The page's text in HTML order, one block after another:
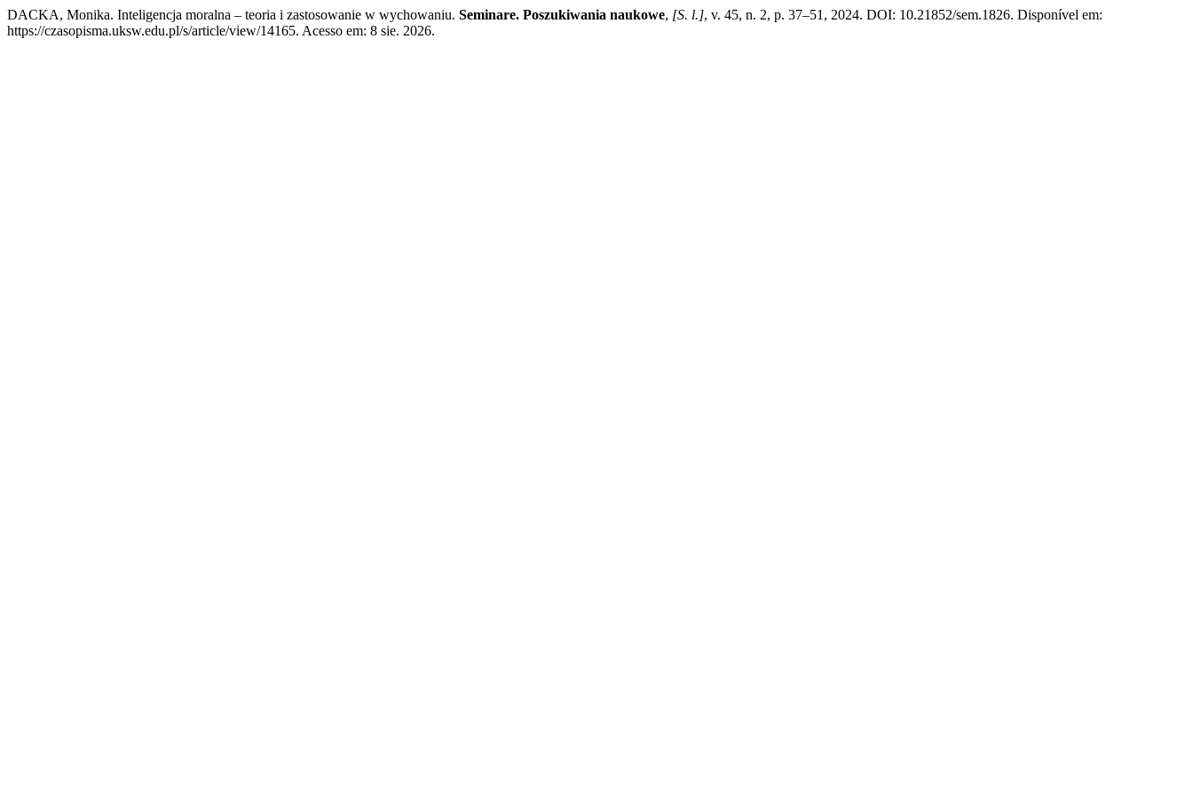
DACKA, Monika. Inteligencja moralna – teoria i zastosowanie w wychowaniu. Seminare. Poszukiwania naukowe, [S. l.], v. 45, n. 2, p. 37–51, 2024. DOI: 10.21852/sem.1826. Disponível em:
https://czasopisma.uksw.edu.pl/s/article/view/14165. Acesso em: 8 sie. 2026.